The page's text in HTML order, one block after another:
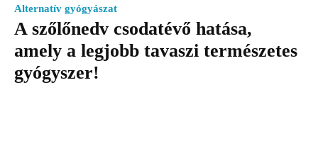
Alternatív gyógyászat
A szőlőnedv csodatévő hatása,
amely a legjobb tavaszi természetes
gyógyszer!